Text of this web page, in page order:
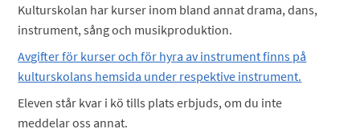
Kulturskolan har kurser inom bland annat drama, dans,
instrument, sång och musikproduktion.
Avgifter för kurser och för hyra av instrument finns på
kulturskolans hemsida under respektive instrument.
Eleven står kvar i kö tills plats erbjuds, om du inte
meddelar oss annat.